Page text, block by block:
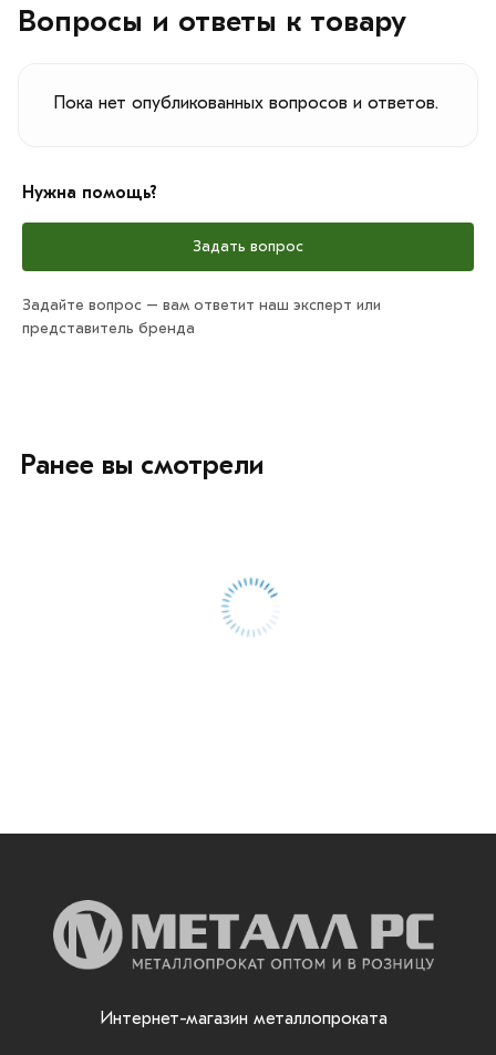
Вопросы и ответы к товару
Пока нет опубликованных вопросов и ответов.
Нужна помощь?
Задать вопрос
Задайте вопрос – вам ответит наш эксперт или
представитель бренда
Ранее вы смотрели
Интернет-магазин металлопроката